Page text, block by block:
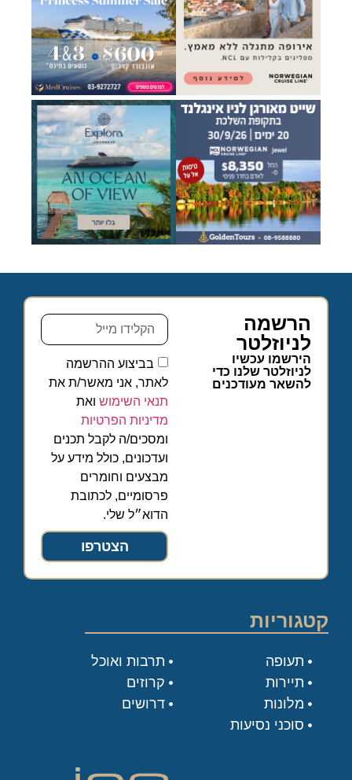
הרשמה
לניוזלטר
הירשמו עכשיו
לניוזלטר שלנו כדי
להשאר מעודכנים
בביצוע ההרשמה
לאתר, אני מאשר/ת את
תנאי השימוש ואת
מדיניות הפרטיות
ומסכים/ה לקבל תכנים
ועדכונים, כולל מידע על
מבצעים וחומרים
פרסומיים, לכתובת
הדוא״ל שלי.
הצטרפו
קטגוריות
תעופה
תיירות
מלונות
סוכני נסיעות
תרבות ואוכל
קרוזים
דרושים